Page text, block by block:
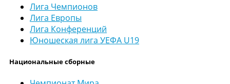
Лига Чемпионов
Лига Европы
Лига Конференций
Юношеская лига УЕФА U19
Национальные сборные